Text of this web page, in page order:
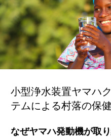
小型浄水装置ヤマハ
テムによる村落の保
なぜヤマハ発動機が取